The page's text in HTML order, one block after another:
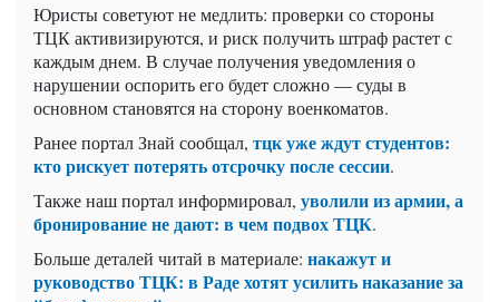
Юристы советуют не медлить: проверки со стороны
ТЦК активизируются, и риск получить штраф растет с
каждым днем. В случае получения уведомления о
нарушении оспорить его будет сложно — суды в
основном становятся на сторону военкоматов.
Ранее портал Знай сообщал, тцк уже ждут студентов:
кто рискует потерять отсрочку после сессии.
Также наш портал информировал, уволили из армии, а
бронирование не дают: в чем подвох ТЦК.
Больше деталей читай в материале: накажут и
руководство ТЦК: в Раде хотят усилить наказание за